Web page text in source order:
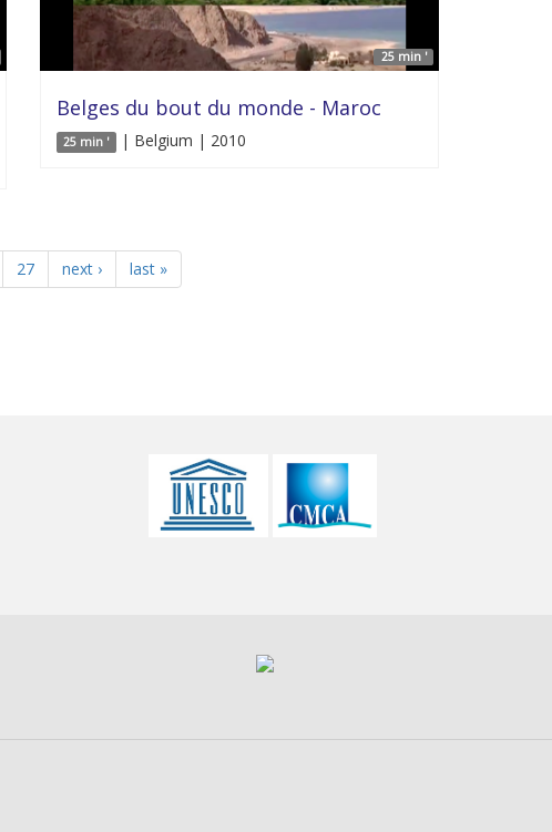
25 min '
Belges du bout du monde - Maroc
25 min ' | Belgium | 2010
27 next › last »